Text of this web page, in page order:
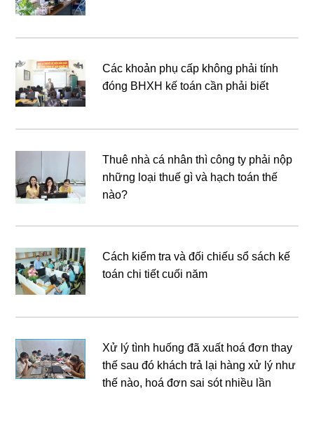
Các khoản phụ cấp không phải tính
đóng BHXH kế toán cần phải biết
Thuê nhà cá nhân thì công ty phải nộp
những loại thuế gì và hạch toán thế
nào?
Cách kiểm tra và đối chiếu sổ sách kế
toán chi tiết cuối năm
Xử lý tình huống đã xuất hoá đơn thay
thế sau đó khách trả lại hàng xử lý như
thế nào, hoá đơn sai sót nhiều lần